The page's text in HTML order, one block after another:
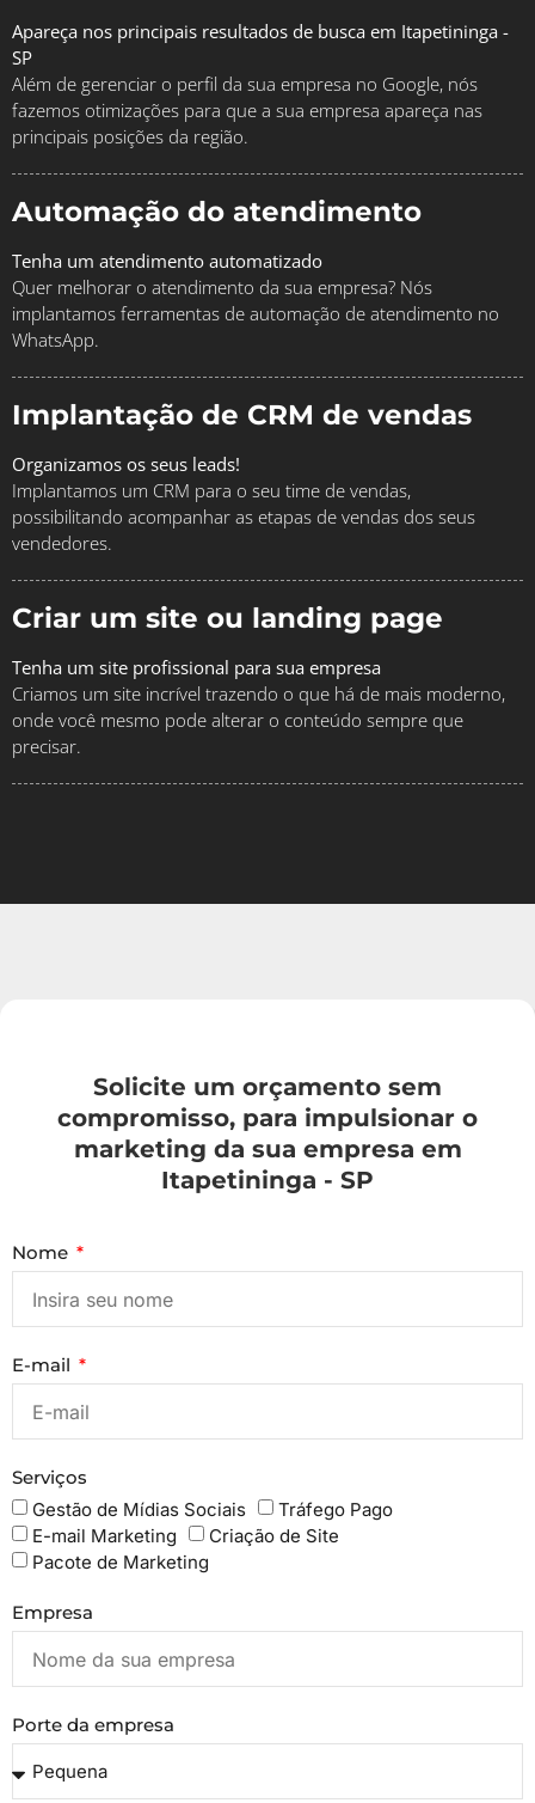
Apareça nos principais resultados de busca em Itapetininga -
SP
Além de gerenciar o perfil da sua empresa no Google, nós
fazemos otimizações para que a sua empresa apareça nas
principais posições da região.
Automação do atendimento
Tenha um atendimento automatizado
Quer melhorar o atendimento da sua empresa? Nós
implantamos ferramentas de automação de atendimento no
WhatsApp.
Implantação de CRM de vendas
Organizamos os seus leads!
Implantamos um CRM para o seu time de vendas,
possibilitando acompanhar as etapas de vendas dos seus
vendedores.
Criar um site ou landing page
Tenha um site profissional para sua empresa
Criamos um site incrível trazendo o que há de mais moderno,
onde você mesmo pode alterar o conteúdo sempre que
precisar.
Solicite um orçamento sem
compromisso, para impulsionar o
marketing da sua empresa em
Itapetininga - SP
Nome
E-mail
Serviços
Gestão de Mídias Sociais
Tráfego Pago
E-mail Marketing
Criação de Site
Pacote de Marketing
Empresa
Porte da empresa